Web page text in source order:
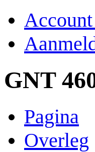
GNT
Pagina
Overleg